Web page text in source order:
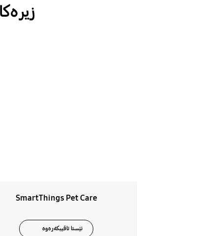
SmartThings Pet Care
ئێستا تاقیبکەرەوە